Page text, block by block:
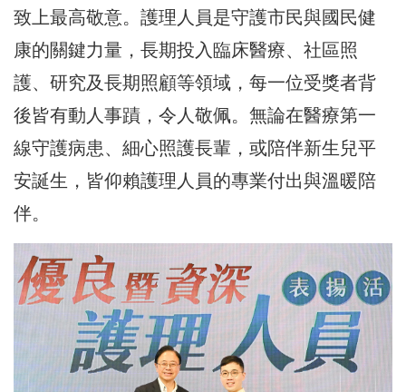
致上最高敬意。護理人員是守護市民與國民健
康的關鍵力量，長期投入臨床醫療、社區照
護、研究及長期照顧等領域，每一位受獎者背
後皆有動人事蹟，令人敬佩。無論在醫療第一
線守護病患、細心照護長輩，或陪伴新生兒平
安誕生，皆仰賴護理人員的專業付出與溫暖陪
伴。